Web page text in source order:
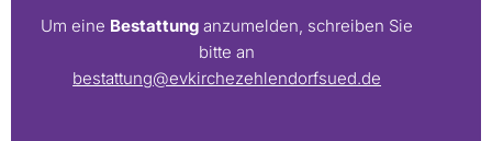
Um eine Bestattung anzumelden, schreiben Sie
bitte an
bestattung@evkirchezehlendorfsued.de